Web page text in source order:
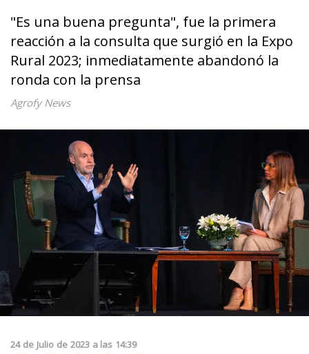
"Es una buena pregunta", fue la primera
reacción a la consulta que surgió en la Expo
Rural 2023; inmediatamente abandonó la
ronda con la prensa
Agrofy News
24 de Julio de 2023 a las 14:39